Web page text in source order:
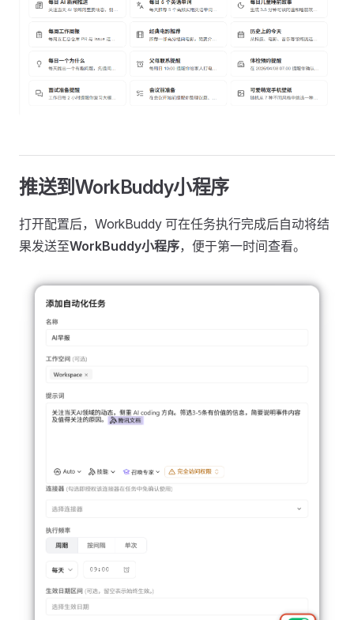
推送到WorkBuddy小程序
打开配置后，WorkBuddy 可在任务执行完成后自动将结
果发送至WorkBuddy小程序，便于第一时间查看。